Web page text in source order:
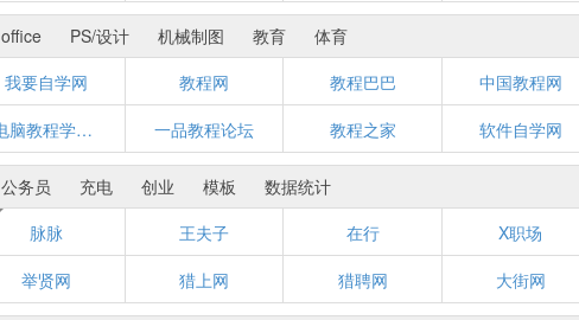
office PS/设计 机械制图 教育
体育
我要自学网 教程网 教程巴巴 中国教程网
电脑教程学习网 一品教程论坛 教程之家 软件自学网
公务员 充电 创业 模板
数据统计
脉脉 王夫子 在行 X职场
举贤网 猎上网 猎聘网 大街网